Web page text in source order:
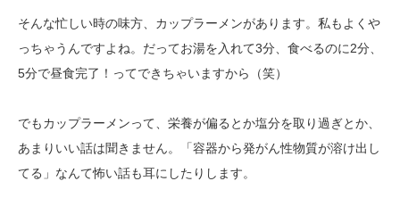
そんな忙しい時の味方、カップラーメンがあります。私もよくや
っちゃうんですよね。だってお湯を入れて3分、食べるのに2分、
5分で昼食完了！ってできちゃいますから（笑）
でもカップラーメンって、栄養が偏るとか塩分を取り過ぎとか、
あまりいい話は聞きません。「容器から発がん性物質が溶け出し
てる」なんて怖い話も耳にしたりします。